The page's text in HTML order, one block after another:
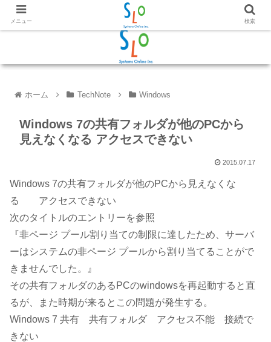
ホーム TechNote Windows
Windows 7の共有フォルダが他のPCから
見えなくなる アクセスできない
2015.07.17
Windows 7の共有フォルダが他のPCから見えなくな
る アクセスできない
次のタイトルのエントリーを参照
『非ページ プール割り当ての制限に達したため、サーバ
ーはシステムの非ページ プールから割り当てることがで
きませんでした。』
その共有フォルダのあるPCのwindowsを再起動すると直
るが、また時期が来るとこの問題が発生する。
Windows 7 共有 共有フォルダ アクセス不能 接続で
きない
メニュー 検索